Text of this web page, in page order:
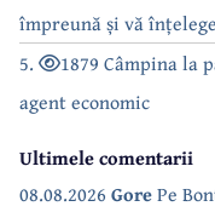
împreună și vă
5.
1879 Câmpina la
agent economic
Ultimele comentarii
08.08.2026 GorePe